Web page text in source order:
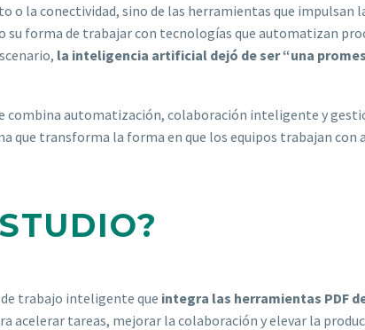
o la conectividad, sino de las herramientas que impulsan
su forma de trabajar con tecnologías que automatizan
la inteligencia artificial dejó de ser “una
combina automatización, colaboración inteligente y
que transforma la forma en que los equipos trabajan con
de trabajo inteligente que integra las herramientas PDF
acelerar tareas, mejorar la colaboración y elevar la